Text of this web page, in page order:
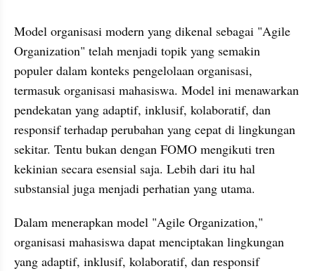
Model organisasi modern yang dikenal sebagai "Agile
Organization" telah menjadi topik yang semakin
populer dalam konteks pengelolaan organisasi,
termasuk organisasi mahasiswa. Model ini menawarkan
pendekatan yang adaptif, inklusif, kolaboratif, dan
responsif terhadap perubahan yang cepat di lingkungan
sekitar. Tentu bukan dengan FOMO mengikuti tren
kekinian secara esensial saja. Lebih dari itu hal
substansial juga menjadi perhatian yang utama.
Dalam menerapkan model "Agile Organization,"
organisasi mahasiswa dapat menciptakan lingkungan
yang adaptif, inklusif, kolaboratif, dan responsif